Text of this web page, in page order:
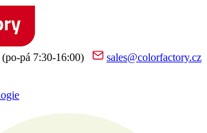
(po-pá 7:30-16:00) sales@colorfactory.cz